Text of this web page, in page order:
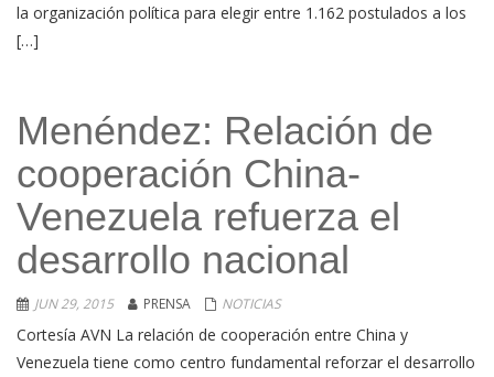
la organización política para elegir entre 1.162 postulados a los
[…]
Menéndez: Relación de
cooperación China-
Venezuela refuerza el
desarrollo nacional
JUN 29, 2015 PRENSA NOTICIAS
Cortesía AVN La relación de cooperación entre China y
Venezuela tiene como centro fundamental reforzar el desarrollo